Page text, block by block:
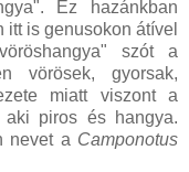
Ez hazánkban
itt is genusokon átível
szót a
vörösek, gyorsak,
miatt viszont a
aki piros és hangya.
nevet a Camponotus